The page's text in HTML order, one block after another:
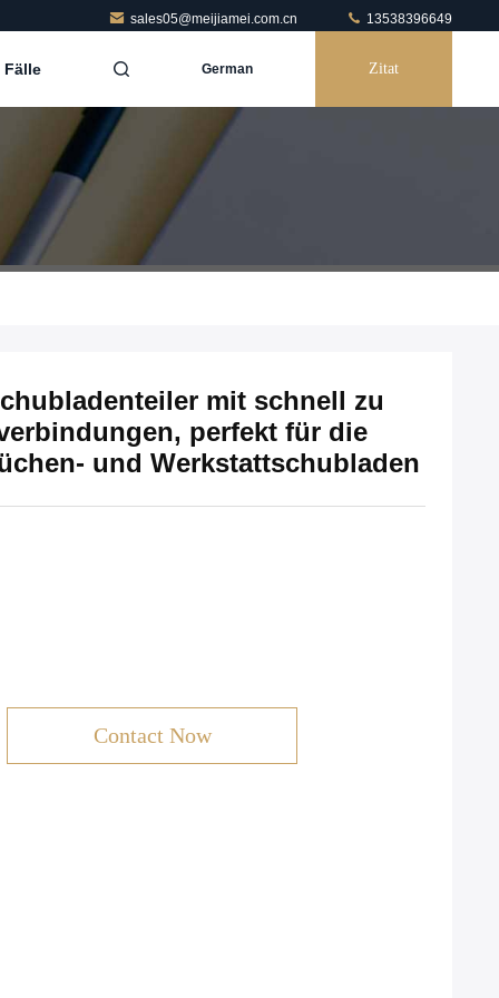
sales05@meijiamei.com.cn 13538396649
Fälle German Zitat
mit schnell zu
perfekt für die
und Werkstattschubladen
Contact Now